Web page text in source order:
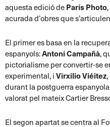
aquesta edició deParis Photo
acurada d’obres que
El primer es basa en la
espanyols:Antoni Campañà,
pictorialisme per convertir-se
experimental, iVirxilio Viéitez
durant la postguerra
valorat pel mateix Cartier
El segon apartat se centra al